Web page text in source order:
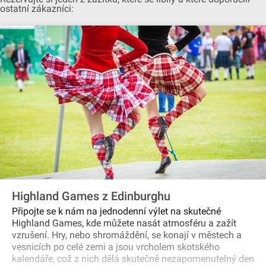
ostatní zákazníci:
Highland Games z Edinburghu
Připojte se k nám na jednodenní výlet na skutečné
Highland Games, kde můžete nasát atmosféru a zažít
vzrušení. Hry, nebo shromáždění, se konají v městech a
vesnicích po celé zemi a jsou vrcholem skotského
kalendáře, což z nich dělá skutečně nezapomenutelný den